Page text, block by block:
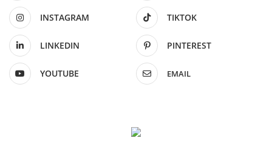
INSTAGRAM TIKTOK
LINKEDIN PINTEREST
YOUTUBE EMAIL